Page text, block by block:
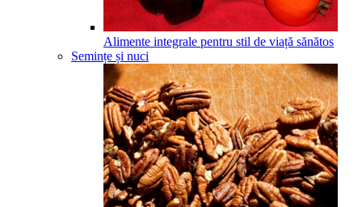
Alimente integrale pentru stil de viață sănătos
Semințe și nuci